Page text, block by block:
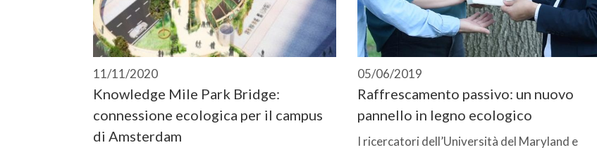
11/11/2020
Knowledge Mile Park Bridge:
connessione ecologica per il campus
di Amsterdam
05/06/2019
Raffrescamento passivo: un nuovo
pannello in legno ecologico
I ricercatori dell’Università del Maryland e